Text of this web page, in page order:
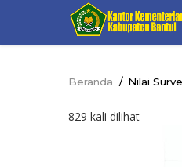
isi
NAVIGASI
UTAMA
Beranda / Nilai
829 kali dilihat